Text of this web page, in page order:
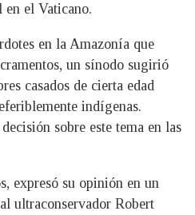
el Vaticano.
en la Amazonía que
un sínodo sugirió
casados de cierta edad
indígenas.
sobre este tema en las
expresó su opinión en un
ultraconservador Robert